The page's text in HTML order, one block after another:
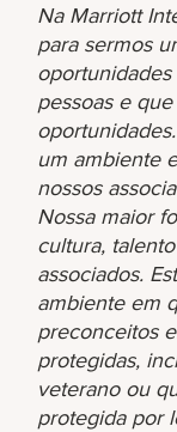
Na Marriott
para sermos
pessoas e
um ambiente
nossos
Nossa maior
cultura,
associados.
ambiente em
preconceitos
protegidas,
veterano ou
protegida por